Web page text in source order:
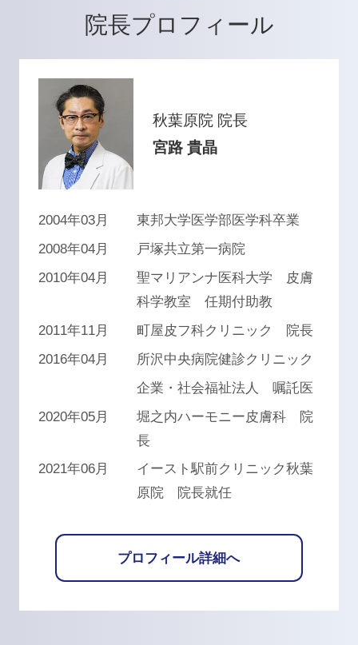
院長プロフィール
秋葉原院 院長
宮路 貴晶
2004年03月
東邦大学医学部医学科卒業
2008年04月
戸塚共立第一病院
2010年04月
聖マリアンナ医科大学 皮膚
科学教室 任期付助教
2011年11月
町屋皮フ科クリニック 院長
2016年04月
所沢中央病院健診クリニック
企業・社会福祉法人 嘱託医
2020年05月
堀之内ハーモニー皮膚科 院
長
2021年06月
イースト駅前クリニック秋葉
原院 院長就任
プロフィール詳細へ